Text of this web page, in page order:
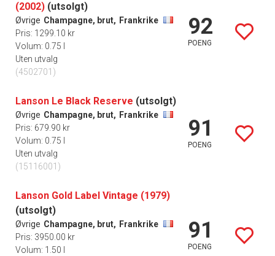
(2002) (utsolgt)
Øvrige Champagne, brut, Frankrike
Pris: 1299.10 kr
Volum: 0.75 l
Uten utvalg
(4502701)
92
POENG
Lanson Le Black Reserve (utsolgt)
Øvrige Champagne, brut, Frankrike
Pris: 679.90 kr
Volum: 0.75 l
Uten utvalg
(15116001)
91
POENG
Lanson Gold Label Vintage (1979)
(utsolgt)
Øvrige Champagne, brut, Frankrike
Pris: 3950.00 kr
Volum: 1.50 l
91
POENG